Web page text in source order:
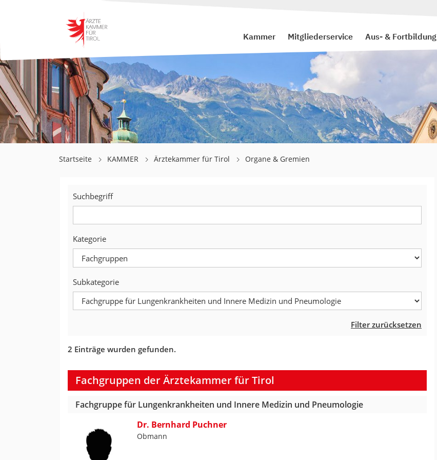
Kammer Mitgliederservice Aus- & Fortbildung
Startseite KAMMER Ärztekammer für Tirol Organe & Gremien
Suchbegriff
Kategorie
Subkategorie
Filter zurücksetzen
2 Einträge wurden gefunden.
Fachgruppen der Ärztekammer für Tirol
Fachgruppe für Lungenkrankheiten und Innere Medizin und Pneumologie
Dr. Bernhard Puchner
Obmann